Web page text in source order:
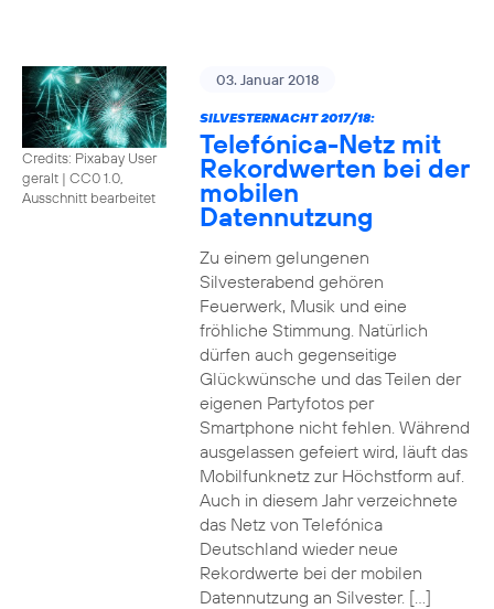
Credits: Pixabay User
geralt | CC0 1.0,
Ausschnitt bearbeitet
03. Januar 2018
SILVESTERNACHT 2017/18:
Telefónica-Netz mit
Rekordwerten bei der
mobilen
Datennutzung
Zu einem gelungenen
Silvesterabend gehören
Feuerwerk, Musik und eine
fröhliche Stimmung. Natürlich
dürfen auch gegenseitige
Glückwünsche und das Teilen der
eigenen Partyfotos per
Smartphone nicht fehlen. Während
ausgelassen gefeiert wird, läuft das
Mobilfunknetz zur Höchstform auf.
Auch in diesem Jahr verzeichnete
das Netz von Telefónica
Deutschland wieder neue
Rekordwerte bei der mobilen
Datennutzung an Silvester. […]